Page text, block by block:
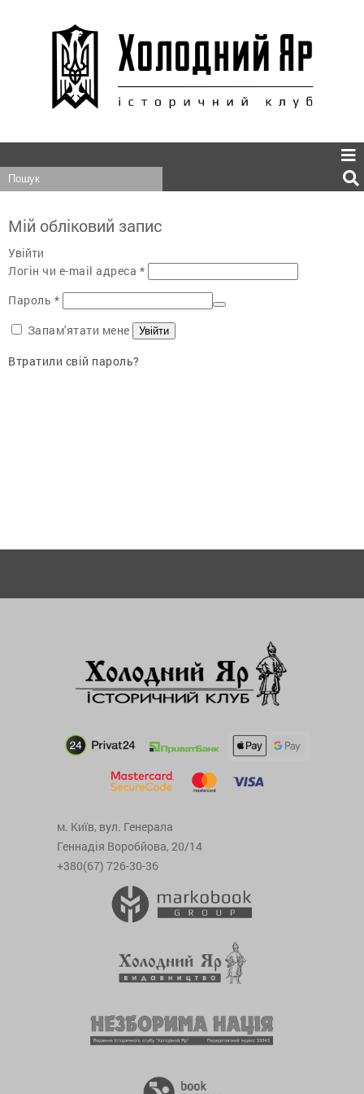
Мій обліковий запис
Увійти
Логін чи e-mail адреса *Обов’язкове
Пароль *Обов’язкове
Запам'ятати мене
Увійти
Втратили свій пароль?
м. Київ, вул. Генерала
Геннадія Воробйова, 20/14
+380(67) 726-30-36